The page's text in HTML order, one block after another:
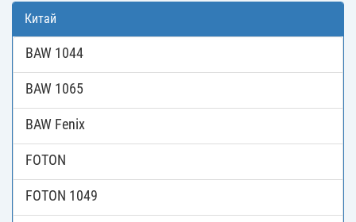
Китай
BAW 1044
BAW 1065
BAW Fenix
FOTON
FOTON 1049